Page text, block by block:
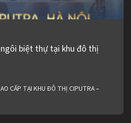
biệt thự tại khu đô thị